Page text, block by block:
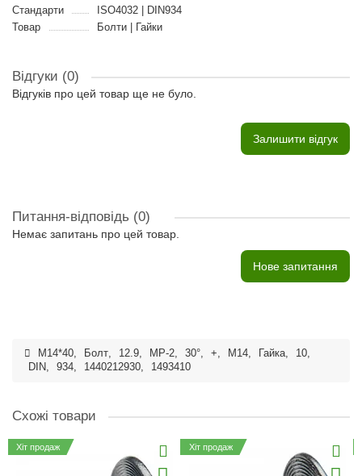
Стандарти
ISO4032 | DIN934
Товар
Болти | Гайки
Відгуки (0)
Відгуків про цей товар ще не було.
Залишити відгук
Питання-відповідь (0)
Немає запитань про цей товар.
Нове запитання
M14*40, Болт, 12.9, MP-2, 30°, +, M14, Гайка, 10,
DIN, 934, 1440212930, 1493410
Схожі товари
Хіт продаж Хіт продаж